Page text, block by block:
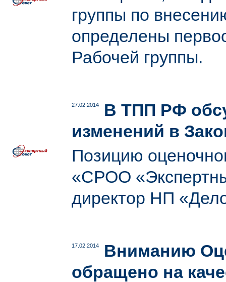
группы по
определены
Рабочей группы.
27.02.2014
В ТПП РФ
изменений в
Позицию
«СРОО
директор НП
17.02.2014
Вниманию
обращено на